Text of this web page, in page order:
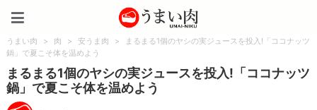
うまい肉 > 肉 > 安うま肉 >
まるまる1個のヤシの実ジュースを投入!「ココナッツ
鍋」で夏こそ体を温めよう
まるまる1個のヤシの実ジュースを投入!「ココナッツ
鍋」で夏こそ体を温めよう